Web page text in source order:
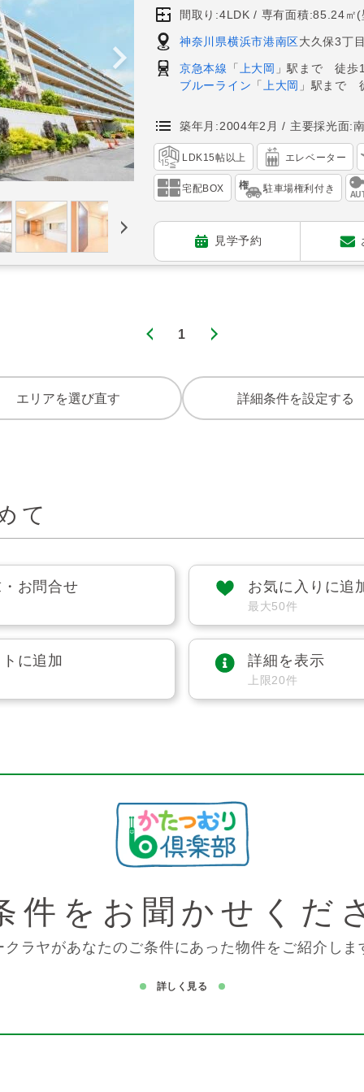
間取り:4LDK 専有面積:85.24㎡(
神奈川県横浜市港南区大久保3丁
京急本線 「 上大岡 」駅まで 徒歩
ブルーライン 「 上大岡 」駅まで
築年月:2004年2月 主要採光面:
LDK15帖以上 エレベーター
宅配BOX 駐車場権利付き
見学予約
1
エリアを選び直す 詳細条件を設定する
て
お問合せ お気に入りに追
最大50件
に追加 詳細を表示
上限20件
件を お聞かせくだ
クラヤがあなたのご条件にあった物件をご紹介しま
詳しく見る